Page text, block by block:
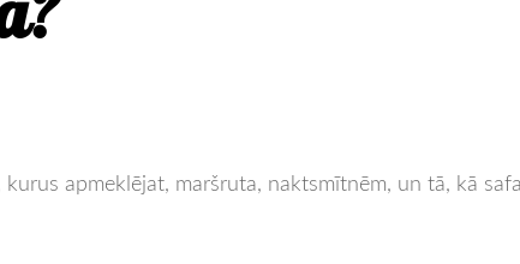
apmeklējat, maršruta, naktsmītnēm, un tā, kā